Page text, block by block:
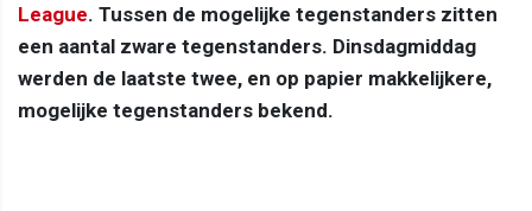
League. Tussen de mogelijke tegenstanders zitten
een aantal zware tegenstanders. Dinsdagmiddag
werden de laatste twee, en op papier makkelijkere,
mogelijke tegenstanders bekend.